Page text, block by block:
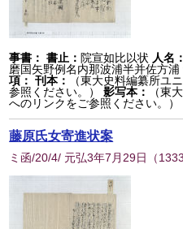
事書： 書止： 院宣如比以状 人名
磨国矢野例名内那波浦半并佐方浦
項： 刊本：
（東大史料編纂所ユ
参照ください。）
影写本：
（東
へのリンクをご参照ください。）
藤原氏女寄進状案
ミ函/20/4/ 元弘3年7月29日 （1333